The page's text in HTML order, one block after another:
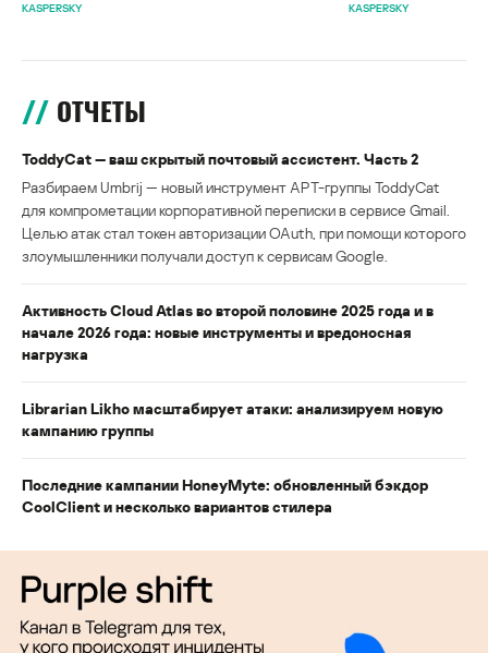
KASPERSKY KASPERSKY
ОТЧЕТЫ
ToddyCat — ваш скрытый почтовый ассистент. Часть 2
Разбираем Umbrij — новый инструмент APT-группы ToddyCat
для компрометации корпоративной переписки в сервисе Gmail.
Целью атак стал токен авторизации OAuth, при помощи которого
злоумышленники получали доступ к сервисам Google.
Активность Cloud Atlas во второй половине 2025 года и в
начале 2026 года: новые инструменты и вредоносная
нагрузка
Librarian Likho масштабирует атаки: анализируем новую
кампанию группы
Последние кампании HoneyMyte: обновленный бэкдор
CoolClient и несколько вариантов стилера